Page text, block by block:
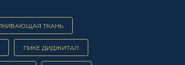
ТКАНЬ
ПИКЕ ДИДЖИТАЛ